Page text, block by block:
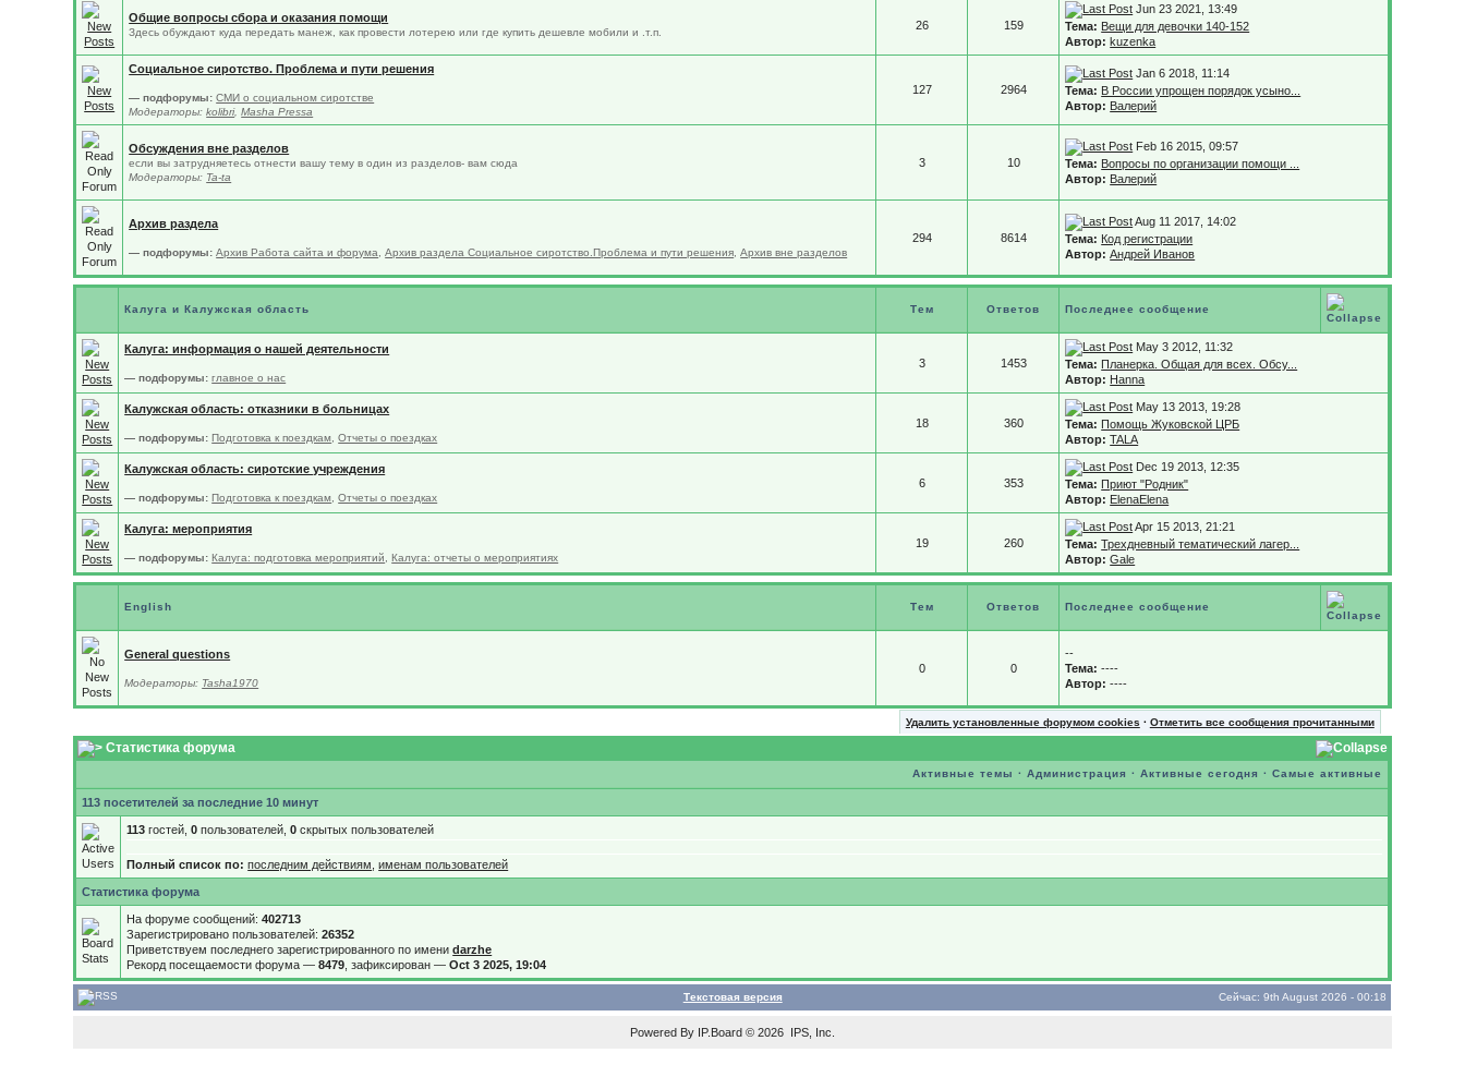
Общие вопросы сбора и оказания помощи
Здесь обуждают куда передать манеж, как провести лотерею или где купить дешевле мобили и .т.п.
26 159
Jun 23 2021, 13:49
Тема: Вещи для девочки 140-152
Автор: kuzenka
Социальное сиротство. Проблема и пути решения
— подфорумы: СМИ о социальном сиротстве
Модераторы:kolibri,Masha Pressa
127 2964
Jan 6 2018, 11:14
Тема: В России упрощен порядок усыно...
Автор: Валерий
Обсуждения вне разделов
если вы затрудняетесь отнести вашу тему в один из разделов- вам сюда
Модераторы: Ta-ta
3 10
Feb 16 2015, 09:57
Тема: Вопросы по организации помощи ...
Автор: Валерий
Архив раздела
— подфорумы: Архив Работа сайта и форума ,Архив раздела Социальное сиротство.Проблема и пути решения ,Архив вне разделов
294 8614
Aug 11 2017, 14:02
Тема: Код регистрации
Автор: Андрей Иванов
Калуга и Калужская область Тем Ответов Последнее сообщение
Калуга: информация о нашей деятельности
— подфорумы: главное о нас
3 1453
May 3 2012, 11:32
Тема: Планерка. Общая для всех. Обсу...
Автор: Hanna
Калужская область: отказники в больницах
— подфорумы: Подготовка к поездкам ,Отчеты о поездках
18 360
May 13 2013, 19:28
Тема: Помощь Жуковской ЦРБ
Автор: TALA
Калужская область: сиротские учреждения
— подфорумы: Подготовка к поездкам ,Отчеты о поездках
6 353
Dec 19 2013, 12:35
Тема: Приют "Родник"
Автор: ElenaElena
Калуга: мероприятия
— подфорумы: Калуга: подготовка мероприятий ,Калуга: отчеты о мероприятиях
19 260
Apr 15 2013, 21:21
Тема: Трехдневный тематический лагер...
Автор: Gale
English Тем Ответов Последнее сообщение
General questions
Модераторы: Tasha1970
0 0
--
Тема: ----
Автор: ----
Удалить установленные форумом cookies · Отметить все сообщения прочитанными
Статистика форума
Активные темы ·Администрация ·Активные сегодня ·Самые активные
113 посетителей за последние 10 минут
113 гостей,0 пользователей,0 скрытых пользователей
Полный список по: последним действиям ,именам пользователей
Статистика форума
На форуме сообщений:402713
Зарегистрировано пользователей:26352
Приветствуем последнего зарегистрированного по имениdarzhe
Рекорд посещаемости форума —8479 , зафиксирован —Oct 3 2025, 19:04
Текстовая версия Сейчас: 9th August 2026 - 00:18
Powered By IP.Board © 2026 IPS, Inc